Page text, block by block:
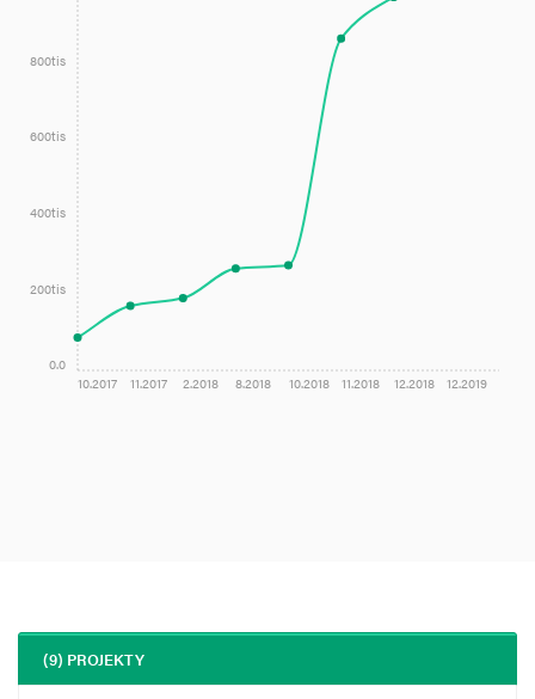
10.2017 11.2017 2.2018 8.2018 10.2018 11.2018 12.2018 12.2019
0.0
200tis
400tis
600tis
800tis
(9) PROJEKTY